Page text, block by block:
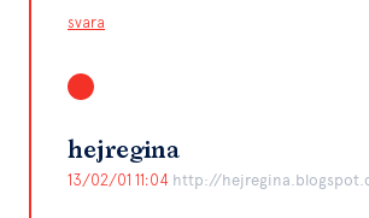
svara
hejregina
13/02/01 11:04 http://